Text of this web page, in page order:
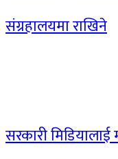
संग्रहालयमा राखिने
सरकारी मिडियालाई